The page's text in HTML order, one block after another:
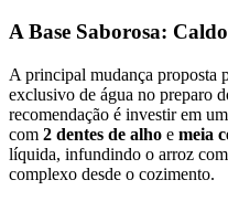
A Base Saborosa:
A principal mudança proposta
exclusivo de água no preparo
recomendação é investir em
com 2 dentes de alho e meia
líquida, infundindo o arroz
complexo desde o cozimento.